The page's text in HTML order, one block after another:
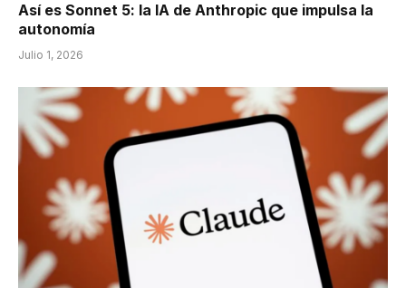
Así es Sonnet 5: la IA de Anthropic que impulsa la
autonomía
Julio 1, 2026